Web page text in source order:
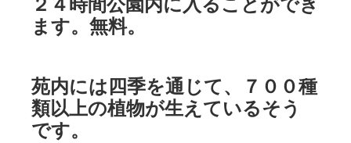
ます。無料。
苑内には四季を通じて、７００種
類以上の植物が生えているそう
です。